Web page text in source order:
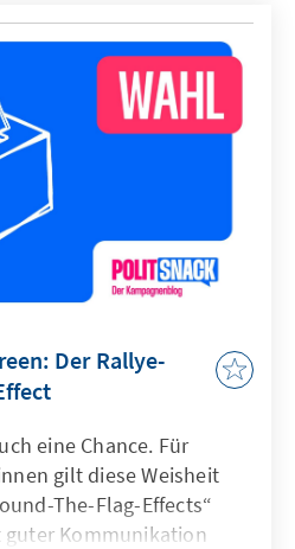
wie
oder Teilen
finden keinerlei
das BRICS-Bündnis
tendenziell als
gesehen,
erster Linie aufgrund
als gering
Beobachter sehen
starke Fragmentierung
wie zum Beispiel in
immer schwieriger,
und Argentinien
Der Rallye-
eine Chance. Für
gilt diese Weisheit
The-Flag-Effects“
guter Kommunikation